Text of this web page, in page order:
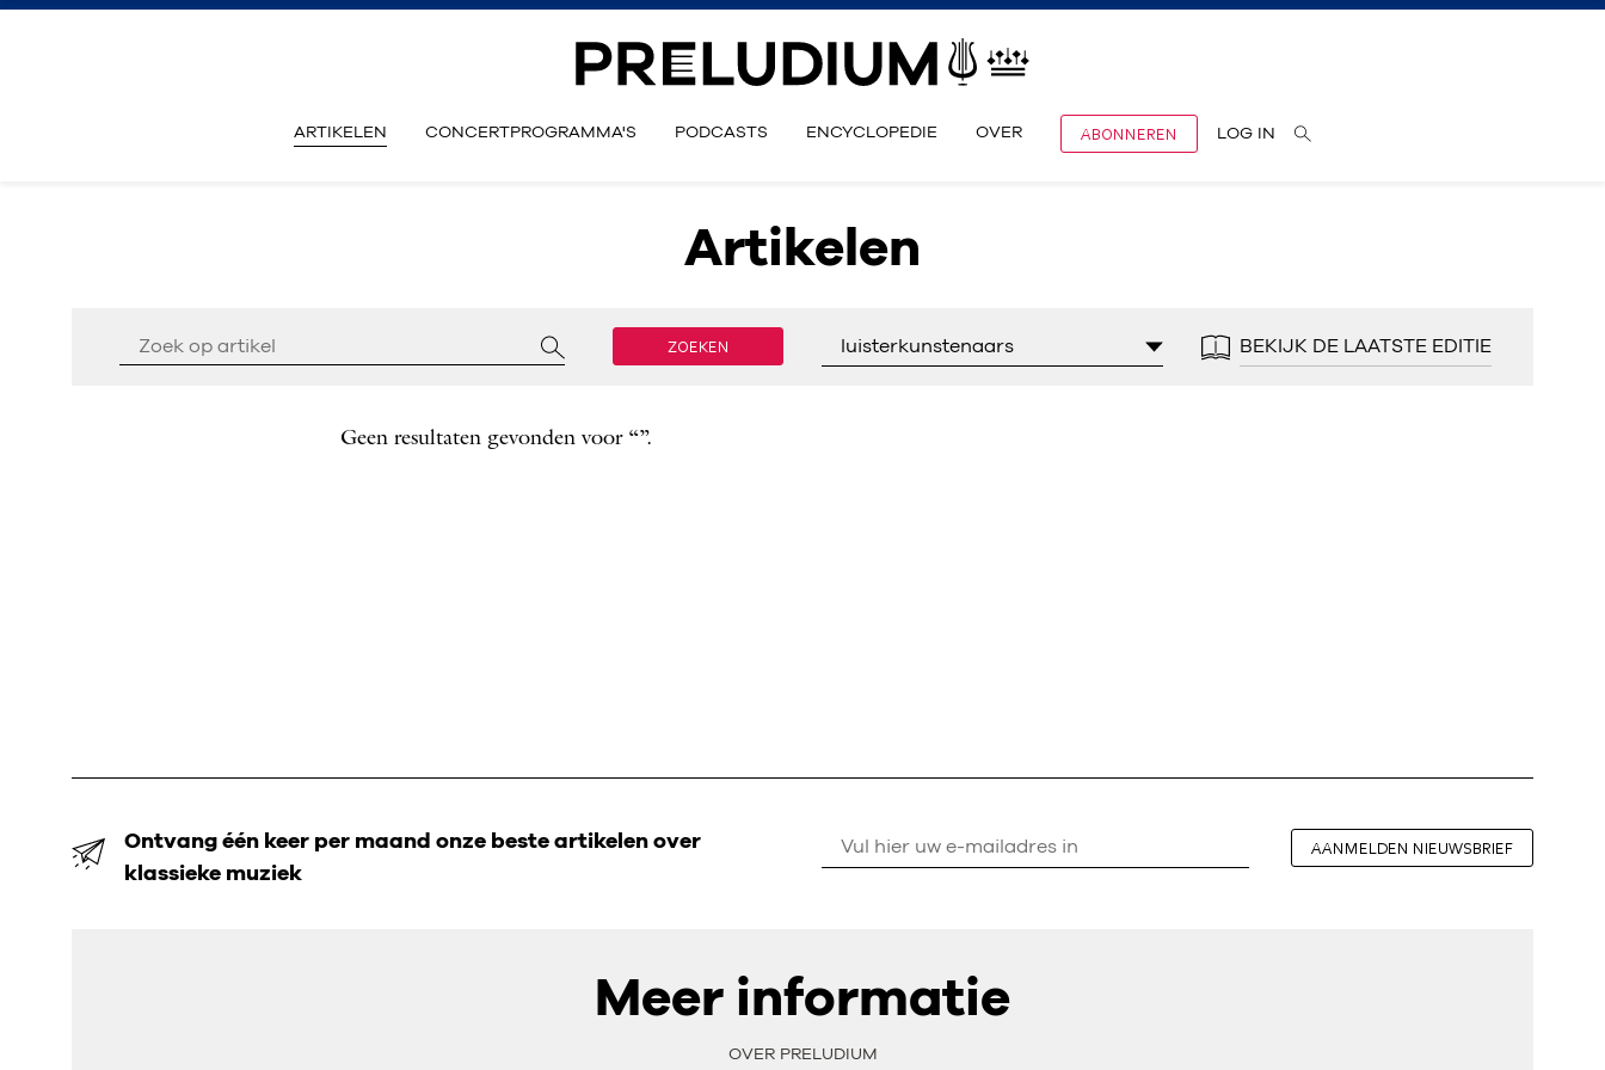
ARTIKELEN CONCERTPROGRAMMA'S PODCASTS ENCYCLOPEDIE OVER ABONNEREN LOG IN
Artikelen
ZOEKEN luisterkunstenaars BEKIJK DE LAATSTE EDITIE
Geen resultaten gevonden voor “”.
Ontvang één keer per maand onze beste artikelen over
klassieke muziek
AANMELDEN NIEUWSBRIEF
Meer informatie
OVER PRELUDIUM